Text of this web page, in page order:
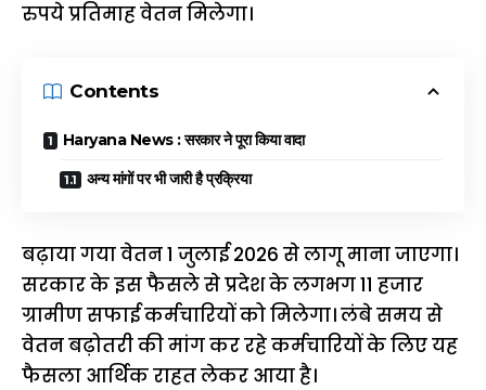
रुपये प्रतिमाह वेतन मिलेगा।
Contents
Haryana News : सरकार ने पूरा किया वादा
अन्य मांगों पर भी जारी है प्रक्रिया
बढ़ाया गया वेतन 1 जुलाई 2026 से लागू माना जाएगा।
सरकार के इस फैसले से प्रदेश के लगभग 11 हजार
ग्रामीण सफाई कर्मचारियों को मिलेगा। लंबे समय से
वेतन बढ़ोतरी की मांग कर रहे कर्मचारियों के लिए यह
फैसला आर्थिक राहत लेकर आया है।